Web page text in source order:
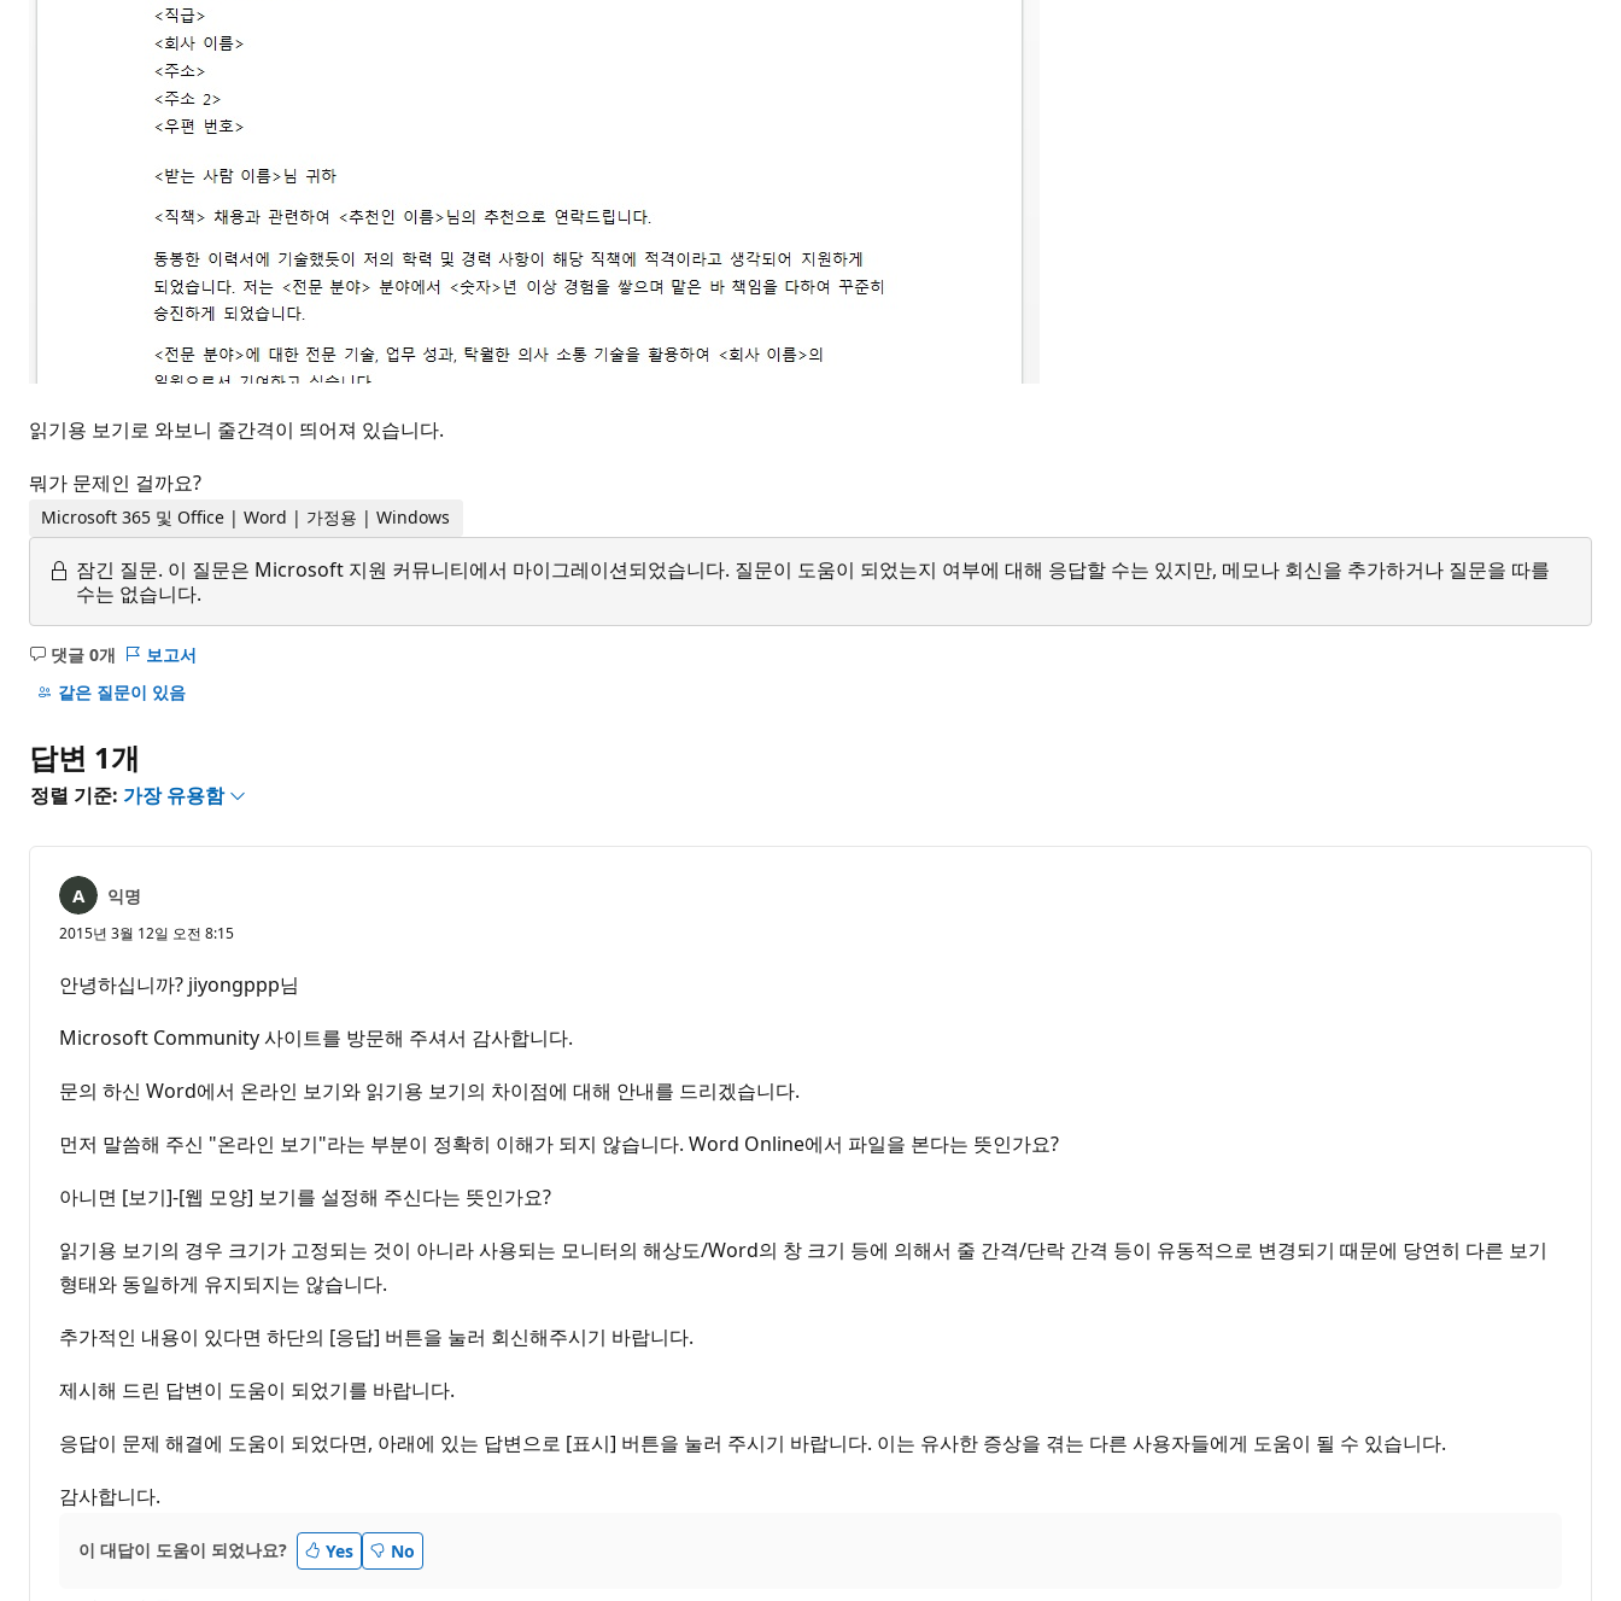
읽기용 보기로 와보니 줄간격이 띄어져 있습니다.
뭐가 문제인 걸까요?
Microsoft 365 및 Office | Word | 가정용 | Windows
잠긴 질문. 이 질문은 Microsoft 지원 커뮤니티에서 마이그레이션되었습니다. 질문이 도움이 되었는지 여부에 대해 응답할 수는 있지만, 메모나 회신을 추가하거나 질문을 따를
수는 없습니다.
댓글 0개
설
명
음
보고서
같은 질문이 있음
답변 1개
정렬 기준: 가장 유용함
익명
2015년 3월 12일 오전 8:15
안녕하십니까? jiyongppp님
Microsoft Community 사이트를 방문해 주셔서 감사합니다.
문의 하신 Word에서 온라인 보기와 읽기용 보기의 차이점에 대해 안내를 드리겠습니다.
먼저 말씀해 주신 "온라인 보기"라는 부분이 정확히 이해가 되지 않습니다. Word Online에서 파일을 본다는 뜻인가요?
아니면 [보기]-[웹 모양] 보기를 설정해 주신다는 뜻인가요?
읽기용 보기의 경우 크기가 고정되는 것이 아니라 사용되는 모니터의 해상도/Word의 창 크기 등에 의해서 줄 간격/단락 간격 등이 유동적으로 변경되기 때문에 당연히 다른 보기
형태와 동일하게 유지되지는 않습니다.
추가적인 내용이 있다면 하단의 [응답] 버튼을 눌러 회신해주시기 바랍니다.
제시해 드린 답변이 도움이 되었기를 바랍니다.
응답이 문제 해결에 도움이 되었다면, 아래에 있는 답변으로 [표시] 버튼을 눌러 주시기 바랍니다. 이는 유사한 증상을 겪는 다른 사용자들에게 도움이 될 수 있습니다.
감사합니다.
이 대답이 도움이 되었나요? Yes No